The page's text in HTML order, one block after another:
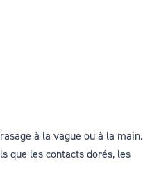
à la vague ou à la main.
que les contacts dorés, les